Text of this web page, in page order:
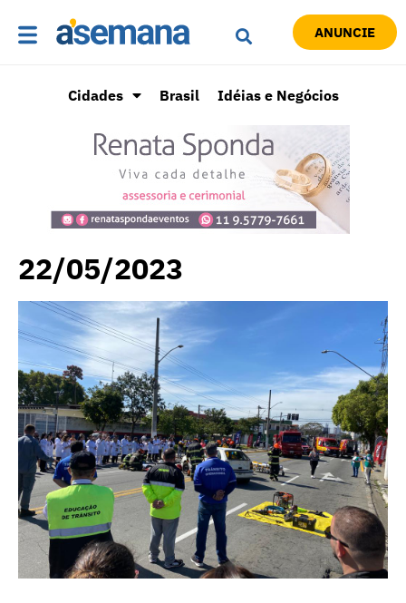
ANUNCIE
Cidades Brasil Idéias e Negócios
22/05/2023